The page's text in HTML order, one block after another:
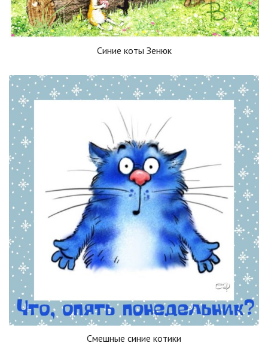
Синие коты Зенюк
Смешные синие котики